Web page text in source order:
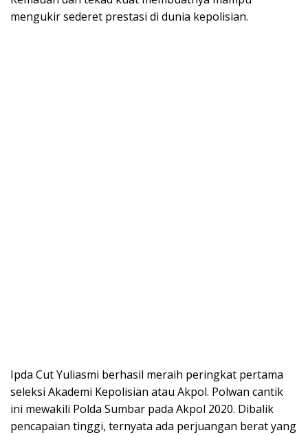
mengukir sederet prestasi di dunia kepolisian.
Ipda Cut Yuliasmi berhasil meraih peringkat pertama
seleksi Akademi Kepolisian atau Akpol. Polwan cantik
ini mewakili Polda Sumbar pada Akpol 2020. Dibalik
pencapaian tinggi, ternyata ada perjuangan berat yang